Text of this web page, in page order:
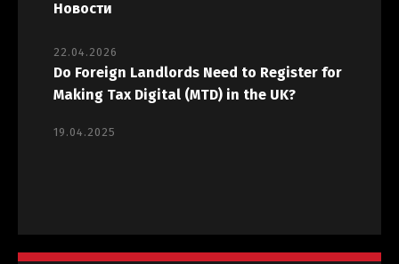
Новости
22.04.2026
Do Foreign Landlords Need to Register for
Making Tax Digital (MTD) in the UK?
19.04.2025